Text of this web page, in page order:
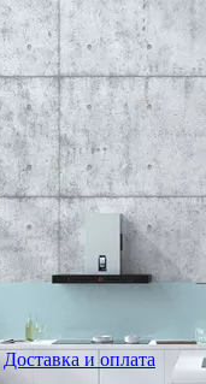
Доставка и оплата